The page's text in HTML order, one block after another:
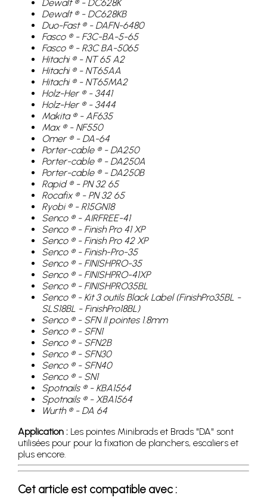
Dewalt ® - DC628K
Dewalt ® - DC628KB
Duo-Fast ® - DAFN-6480
Fasco ® - F3C-BA-5-65
Fasco ® - R3C BA-5065
Hitachi ® - NT 65 A2
Hitachi ® - NT65AA
Hitachi ® - NT65MA2
Holz-Her ® - 3441
Holz-Her ® - 3444
Makita ® - AF635
Max ® - NF550
Omer ® - DA-64
Porter-cable ® - DA250
Porter-cable ® - DA250A
Porter-cable ® - DA250B
Rapid ® - PN 32 65
Rocafix ® - PN 32 65
Ryobi ® - R15GN18
Senco ® - AIRFREE-41
Senco ® - Finish Pro 41 XP
Senco ® - Finish Pro 42 XP
Senco ® - Finish-Pro-35
Senco ® - FINISHPRO-35
Senco ® - FINISHPRO-41XP
Senco ® - FINISHPRO35BL
Senco ® - Kit 3 outils Black Label (FinishPro35BL -
SLS18BL - FinishPro18BL)
Senco ® - SFN II pointes 1.8mm
Senco ® - SFN1
Senco ® - SFN2B
Senco ® - SFN30
Senco ® - SFN40
Senco ® - SN1
Spotnails ® - KBA1564
Spotnails ® - XBA1564
Wurth ® - DA 64
Application : Les pointes Minibrads et Brads "DA" sont
utilisées pour pour la fixation de planchers, escaliers et
plus encore.
Cet article est compatible avec :